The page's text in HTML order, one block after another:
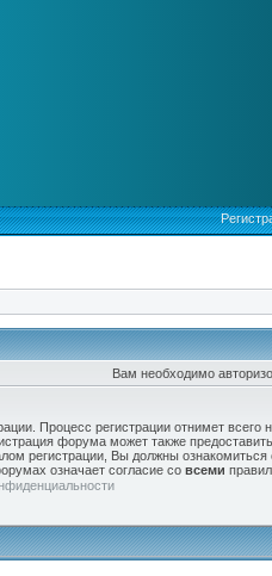
Вам необходимо
Процесс регистрации отнимет всего
форума может также предоставить
регистрации, Вы должны ознакомиться
означает согласие со всеми